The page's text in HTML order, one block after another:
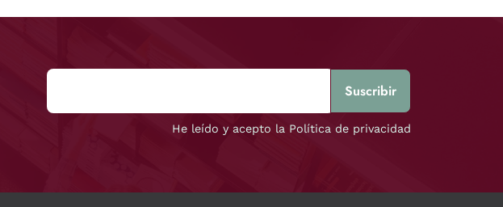
He leído y acepto la Política de privacidad